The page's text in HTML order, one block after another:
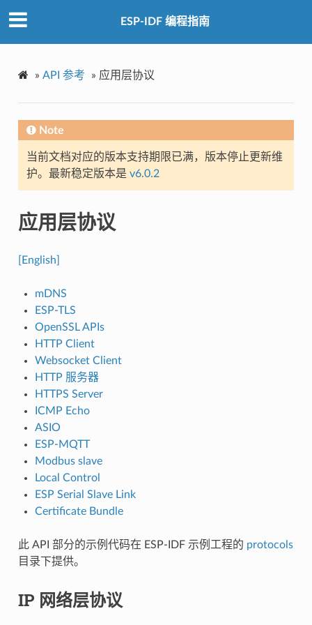
ESP-IDF 编程指南
» API 参考 » 应用层协议
Note
当前文档对应的版本支持期限已满，版本停止更新维
护。最新稳定版本是 v6.0.2
应用层协议
[English]
mDNS
ESP-TLS
OpenSSL APIs
HTTP Client
Websocket Client
HTTP 服务器
HTTPS Server
ICMP Echo
ASIO
ESP-MQTT
Modbus slave
Local Control
ESP Serial Slave Link
Certificate Bundle
此 API 部分的示例代码在 ESP-IDF 示例工程的 protocols
目录下提供。
IP 网络层协议